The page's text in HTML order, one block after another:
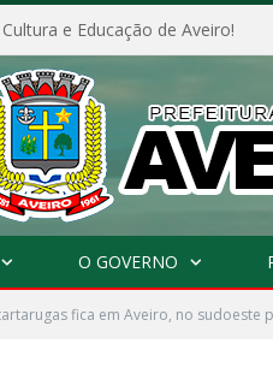
e Educação de Aveiro!
O GOVERNO
fica em Aveiro, no sudoeste